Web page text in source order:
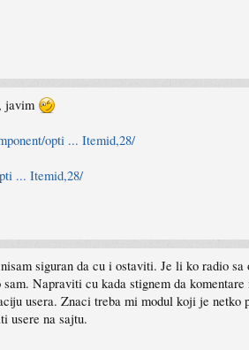
javim
opti ... Itemid,28/
... Itemid,28/
siguran da cu i ostaviti. Je li ko radio
Napraviti cu kada stignem da
usera. Znaci treba mi modul koji je
usere na sajtu.